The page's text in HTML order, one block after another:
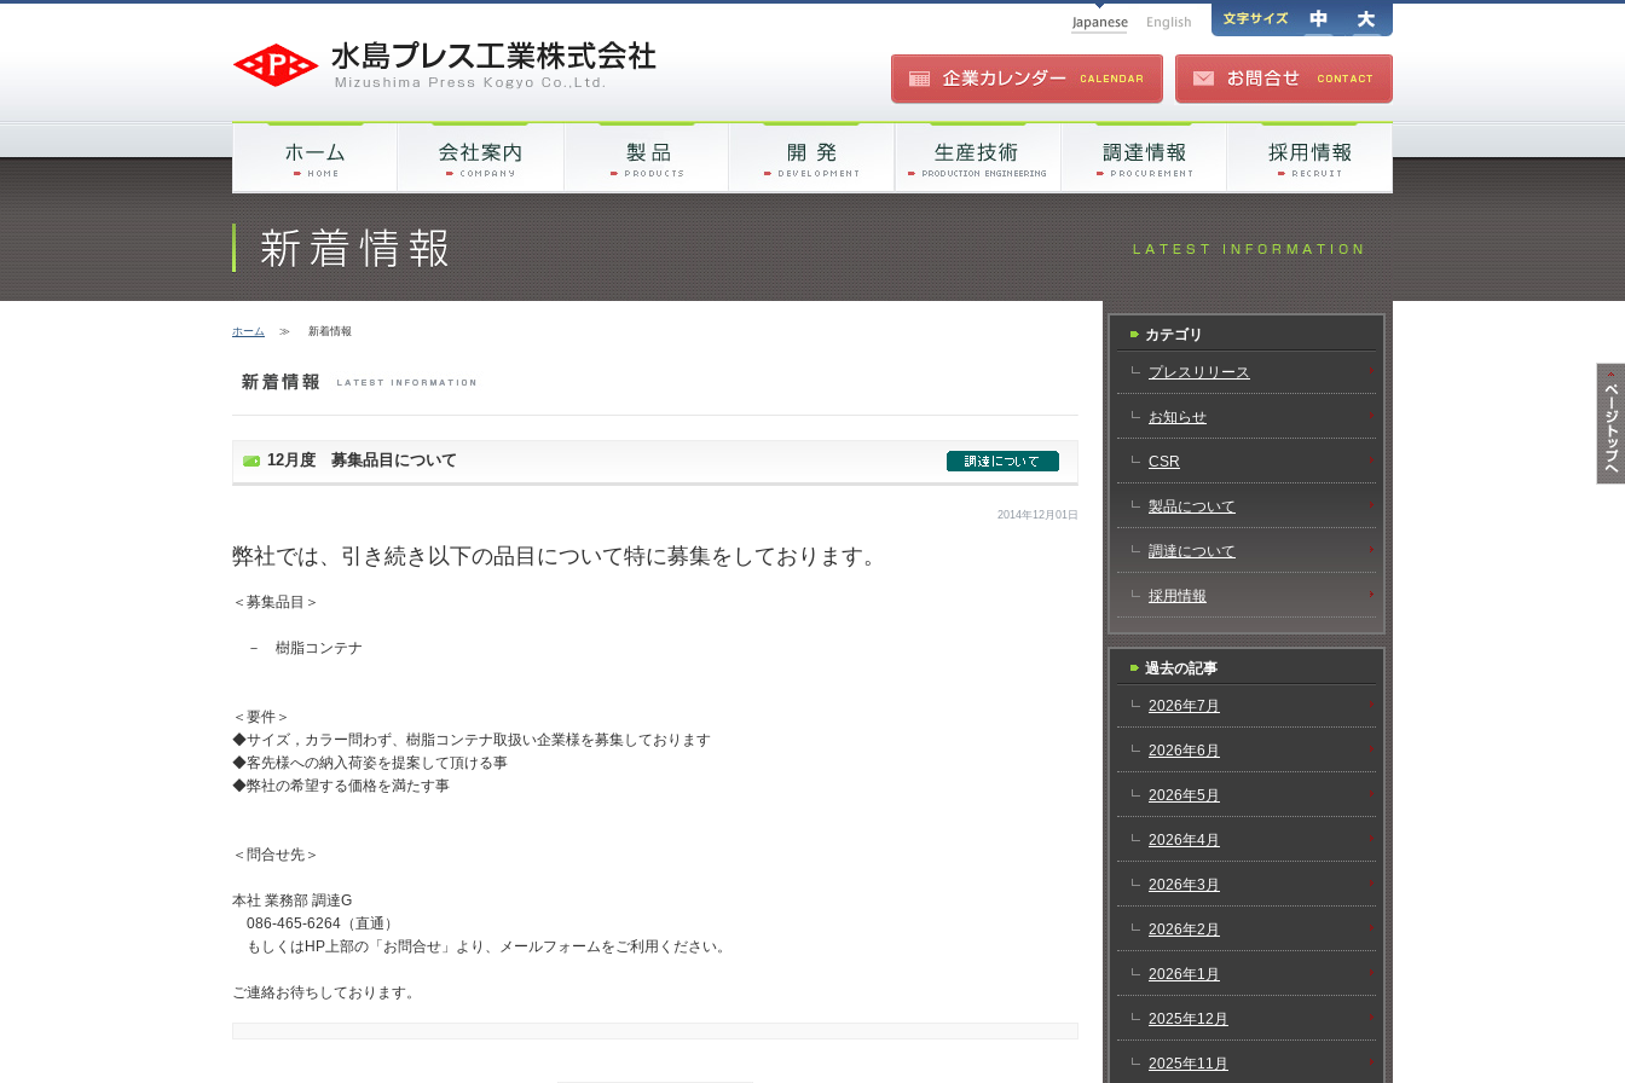
ホーム ≫ 新着情報
12月度 募集品目について
2014年12月01日
弊社では、引き続き以下の品目について特に募集をしております。
＜募集品目＞
－ 樹脂コンテナ
＜要件＞
◆サイズ，カラー問わず、樹脂コンテナ取扱い企業様を募集しております
◆客先様への納入荷姿を提案して頂ける事
◆弊社の希望する価格を満たす事
＜問合せ先＞
本社 業務部 調達G
086-465-6264（直通）
もしくはHP上部の「お問合せ」より、メールフォームをご利用ください。
ご連絡お待ちしております。
カテゴリ
プレスリリース
お知らせ
CSR
製品について
調達について
採用情報
過去の記事
2026年7月
2026年6月
2026年5月
2026年4月
2026年3月
2026年2月
2026年1月
2025年12月
2025年11月